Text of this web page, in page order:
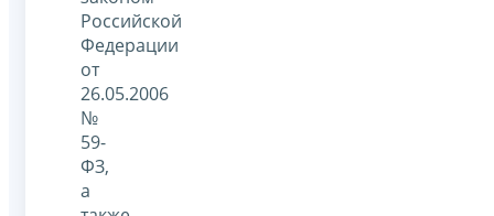
Российской
Федерации
от
26.05.2006
№
59-
ФЗ,
а